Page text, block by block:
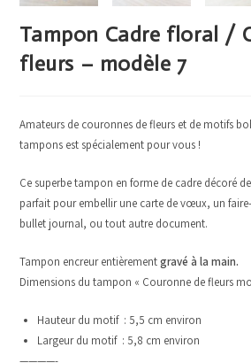
Tampon Cadre floral /
fleurs – modèle 7
Amateurs de couronnes de fleurs et de motifs
tampons est spécialement pour vous !
Ce superbe tampon en forme de cadre décoré
parfait pour embellir une carte de vœux, un
bullet journal, ou tout autre document.
Tampon encreur entièrementgravé à la main.
Dimensions du tampon « Couronne de fleurs
Hauteur du motif : 5,5 cm environ
Largeur du motif : 5,8 cm environ